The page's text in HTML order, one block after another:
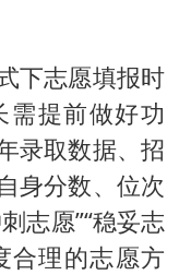
下志愿填报时
需提前做好功
录取数据、招
身分数、位次
志愿”“稳妥志
合理的志愿方